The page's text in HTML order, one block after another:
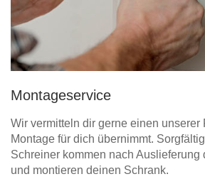
Montageservice
Wir vermitteln dir gerne einen unserer
Montage für dich übernimmt.
Schreiner kommen nach Auslieferung
und montieren deinen Schrank.